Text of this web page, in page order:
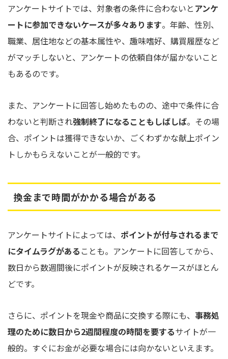
アンケートサイトでは、対象者の条件に合わないと アンケ
ートに参加できないケースが多々あります。年齢、性別、
職業、居住地などの基本属性や、趣味嗜好、購買履歴など
がマッチしないと、アンケートの依頼自体が届かないこと
もあるのです。
また、アンケートに回答し始めたものの、途中で条件に合
わないと判断され強制終了になることもしばしば。その場
合、ポイントは獲得できないか、ごくわずかな献上ポイン
トしかもらえないことが一般的です。
換金まで時間がかかる場合がある
アンケートサイトによっては、 ポイントが付与されるまで
にタイムラグがある ことも。アンケートに回答してから、
数日から数週間後にポイントが反映されるケースがほとん
どです。
さらに、ポイントを現金や商品に交換する際にも、 事務処
理のために数日から2週間程度の時間を要するサイトが一
般的。すぐにお金が必要な場合には向かないといえます。